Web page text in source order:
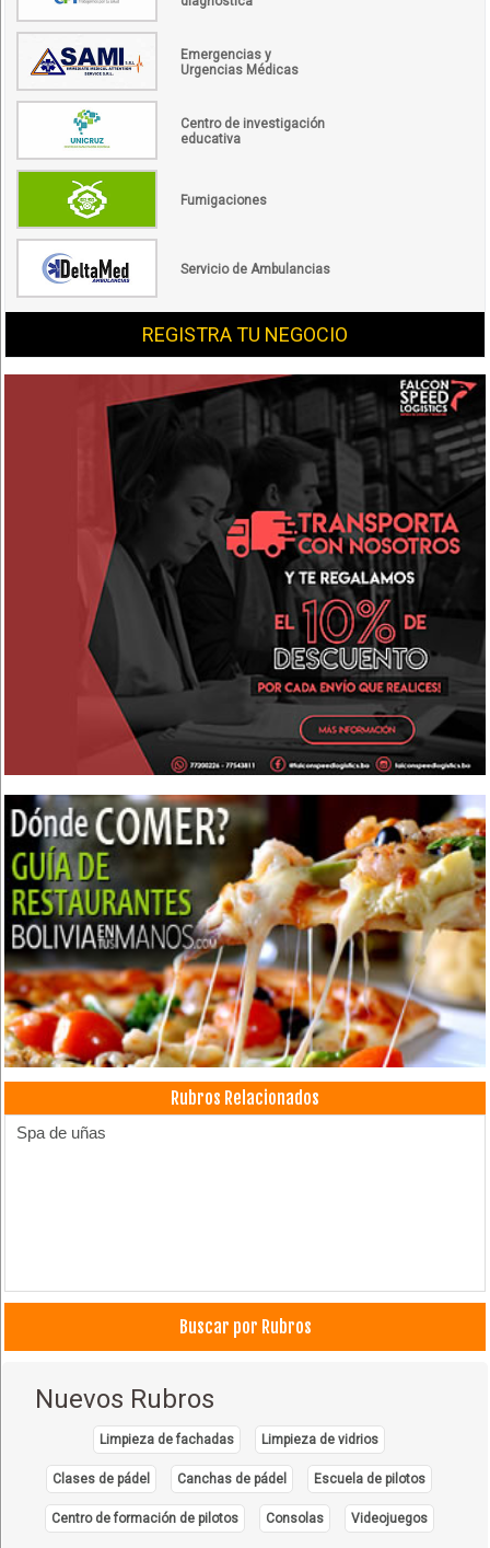
Emergencias y
Urgencias Médicas
Centro de investigación
educativa
Fumigaciones
Servicio de Ambulancias
REGISTRA TU NEGOCIO
Rubros Relacionados
Spa de uñas
Buscar por Rubros
Nuevos Rubros
Limpieza de fachadas Limpieza de vidrios
Clases de pádel Canchas de pádel Escuela de pilotos
Centro de formación de pilotos Consolas Videojuegos